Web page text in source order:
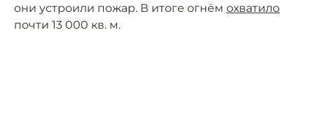
они устроили пожар. В итоге огнём охватило
почти 13 000 кв. м.